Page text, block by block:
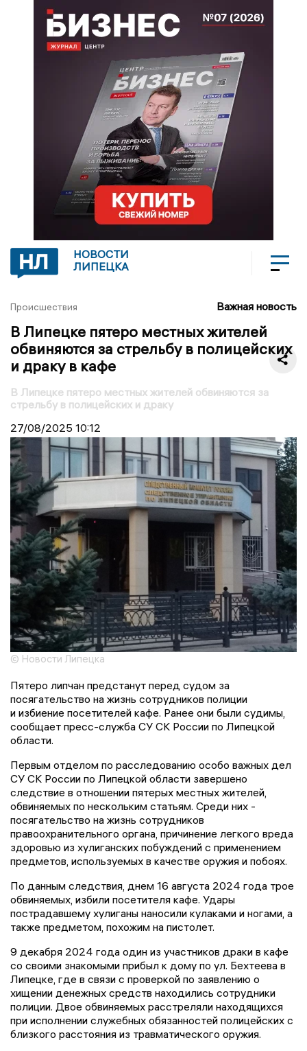
НОВОСТИ
ЛИПЕЦКА
Происшествия Важная новость
В Липецке пятеро местных жителей
обвиняются за стрельбу в полицейских
и драку в кафе
В Липецке пятеро местных жителей обвиняются за
стрельбу в полицейских и драку
27/08/2025 10:12
© Новости Липецка
Пятеро липчан предстанут перед судом за
посягательство на жизнь сотрудников полиции
и избиение посетителей кафе. Ранее они были судимы,
сообщает пресс-служба СУ СК России по Липецкой
области.
Первым отделом по расследованию особо важных дел
СУ СК России по Липецкой области завершено
следствие в отношении пятерых местных жителей,
обвиняемых по нескольким статьям. Среди них -
посягательство на жизнь сотрудников
правоохранительного органа, причинение легкого вреда
здоровью из хулиганских побуждений с применением
предметов, используемых в качестве оружия и побоях.
По данным следствия, днем 16 августа 2024 года трое
обвиняемых, избили посетителя кафе. Удары
пострадавшему хулиганы наносили кулаками и ногами, а
также предметом, похожим на пистолет.
9 декабря 2024 года один из участников драки в кафе
со своими знакомыми прибыл к дому по ул. Бехтеева в
Липецке, где в связи с проверкой по заявлению о
хищении денежных средств находились сотрудники
полиции. Двое обвиняемых расстреляли находящихся
при исполнении служебных обязанностей полицейских с
близкого расстояния из травматического оружия.